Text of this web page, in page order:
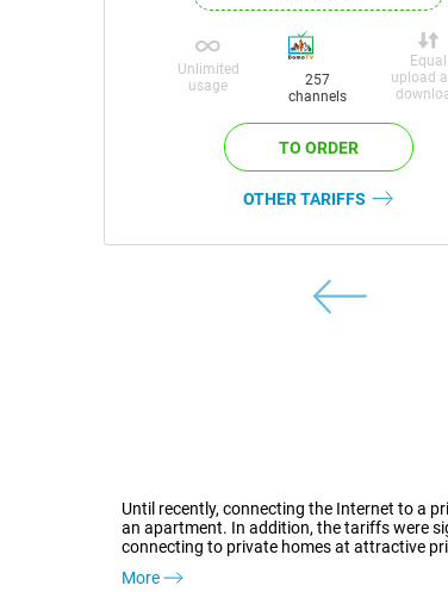
Unlimited
usage
257
channels
Equal
upload
OTHER TARIFFS
Until recently, connecting the Internet to a
an apartment. In addition, the tariffs were
connecting to private homes at attractive
More